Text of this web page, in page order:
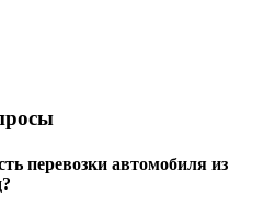
перевозки автомобиля из